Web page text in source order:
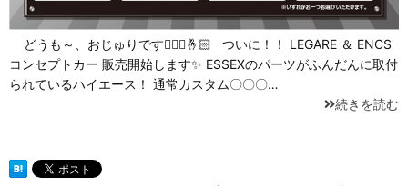
どうも～、おじゅりです🙋🏻‍♀️🤞🏻 ついに！！ LEGARE ＆ ENCS
コンセプトカー 販売開始します✨ ESSEXのパーツがふんだんに取付
られているハイエース！ 通常カスタム〇〇〇…
続きを読む